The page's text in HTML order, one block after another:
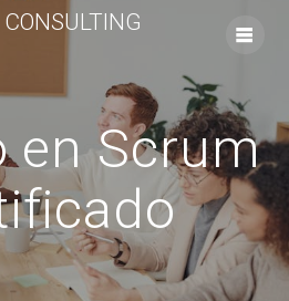
Saltar
al
CONSULTING
en Scrum